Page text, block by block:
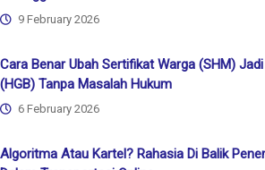
9 February 2026
Cara Benar Ubah Sertifikat Warga (SHM)
(HGB) Tanpa Masalah Hukum
6 February 2026
Algoritma Atau Kartel? Rahasia Di Balik